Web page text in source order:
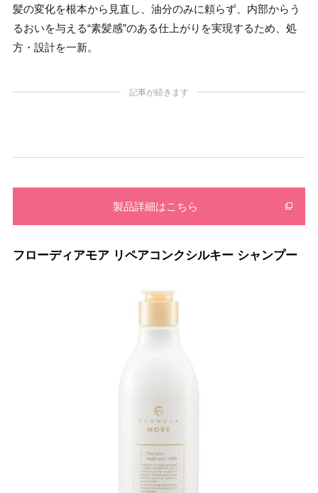
髪の変化を根本から見直し、油分のみに頼らず、内部からう
るおいを与える“素髪感”のある仕上がりを実現するため、処
方・設計を一新。
記事が続きます
製品詳細はこちら
フローディアモア リペアコンクシルキー シャンプー